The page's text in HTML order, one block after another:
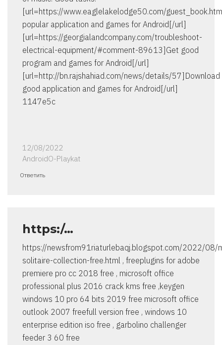
[url=https://www.eaglelakelodge50.com/
popular application and games for Android[/url]
[url=https://georgialandcompany.com/troubleshoot-
electrical-equipment/#comment-89613]Get good
program and games for Android[/url]
[url=http://bn.rajshahiad.com/news/details/57]Download
good application and games for Android[/url]
1147e5c
12/08/2022
AndroidO-Playkat
Ответить
https:/…
https://newsfrom91riaturlebaqj.blogspot.com/2022/08/
solitaire-collection-free.html , freeplugins for adobe
premiere pro cc 2018 free , microsoft office
professional plus 2016 crack kms free ,keygen
windows 10 pro 64 bits 2019 free microsoft office
outlook 2007 freefull version free , windows 10
enterprise edition iso free , garbolino challenger
feeder 3 60 free